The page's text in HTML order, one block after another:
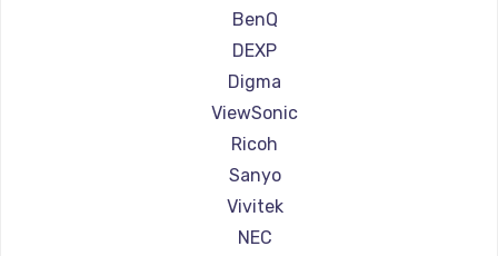
Ремонт проекторов Panasonic
Ремонт проекторов Hisense
BenQ
DEXP
Digma
ViewSonic
Ricoh
Sanyo
Vivitek
NEC